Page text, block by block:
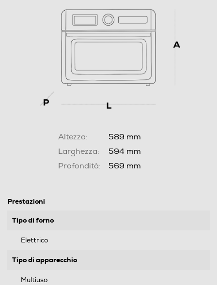
Altezza:
589 mm
Larghezza:
594 mm
Profondità:
569 mm
Prestazioni
Tipo di forno
Elettrico
Tipo di apparecchio
Multiuso